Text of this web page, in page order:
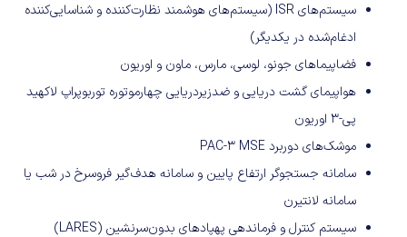
سیستم‌های ISR (سیستم‌های هوشمند نظارت‌کننده و شناسایی‌کننده
ادغام‌شده در یکدیگر)
فضاپیماهای جونو، لوسی، مارس، ماون و اوریون
هواپیمای گشت دریایی و ضدزیردریایی چهارموتوره توربوپراپ لاکهید
پی-۳ اوریون
موشک‌های دوربرد PAC-3 MSE
سامانه جستجوگر ارتفاع پایین و سامانه هدف‌گیر فروسرخ در شب یا
سامانه لانتیرن
سیستم کنترل و فرماندهی پهپادهای بدون‌سرنشین (LARES)